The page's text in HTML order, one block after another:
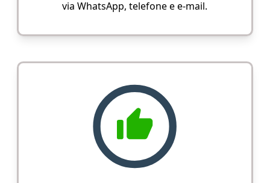
via WhatsApp, telefone e e-mail.